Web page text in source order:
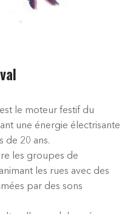
le moteur festif du
une énergie électrisante
de 20 ans.
les groupes de
les rues avec des
par des sons